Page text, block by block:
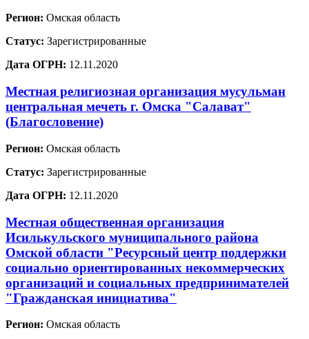
Регион: Омская область
Статус: Зарегистрированные
Дата ОГРН: 12.11.2020
Местная религиозная организация мусульман
центральная мечеть г. Омска "Салават"
(Благословение)
Регион: Омская область
Статус: Зарегистрированные
Дата ОГРН: 12.11.2020
Местная общественная организация
Исилькульского муниципального района
Омской области "Ресурсный центр поддержки
социально ориентированных некоммерческих
организаций и социальных предпринимателей
"Гражданская инициатива"
Регион: Омская область